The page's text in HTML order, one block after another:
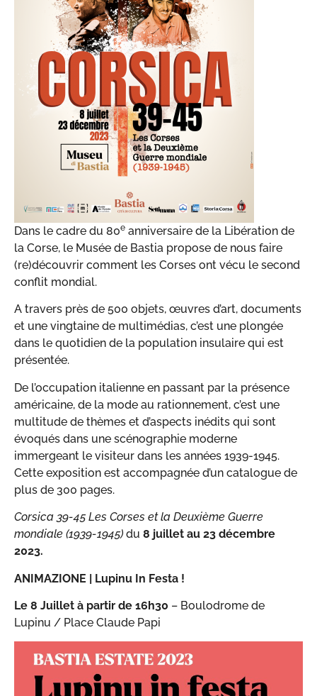
Dans le cadre du 80e anniversaire de la Libération de
la Corse, le Musée de Bastia propose de nous faire
(re)découvrir comment les Corses ont vécu le second
conflit mondial.
A travers près de 500 objets, œuvres d’art, documents
et une vingtaine de multimédias, c’est une plongée
dans le quotidien de la population insulaire qui est
présentée.
De l’occupation italienne en passant par la présence
américaine, de la mode au rationnement, c’est une
multitude de thèmes et d’aspects inédits qui sont
évoqués dans une scénographie moderne
immergeant le visiteur dans les années 1939-1945.
Cette exposition est accompagnée d’un catalogue de
plus de 300 pages.
Corsica 39-45 Les Corses et la Deuxième Guerre
mondiale (1939-1945) du 8 juillet au 23 décembre
2023.
ANIMAZIONE | Lupinu In Festa !
Le 8 Juillet à partir de 16h30 – Boulodrome de
Lupinu / Place Claude Papi